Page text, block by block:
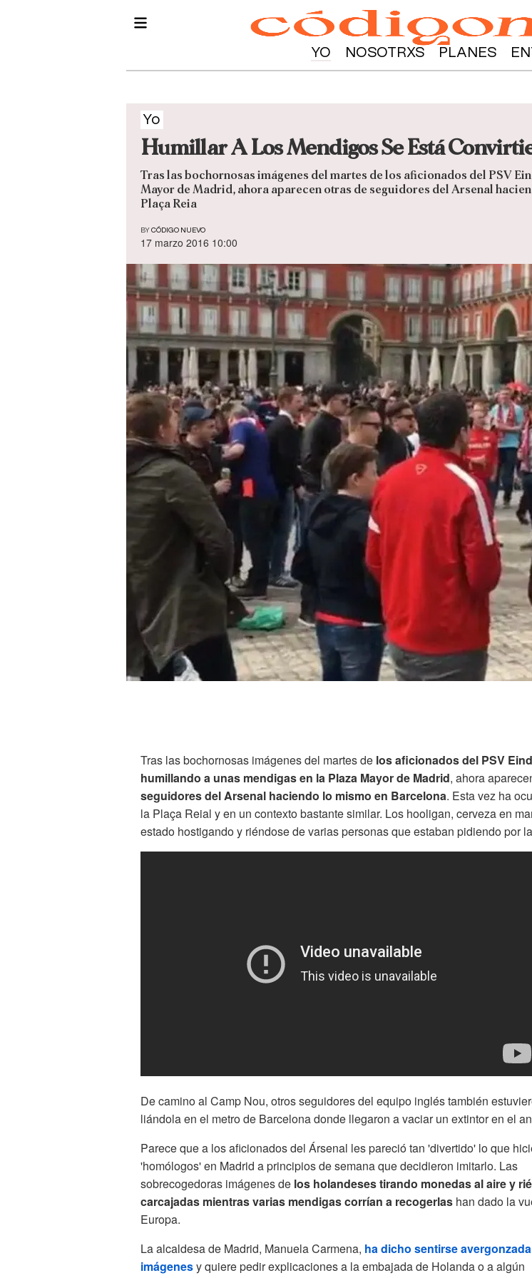
YO NOSOTRXS PLANES
Yo
Humillar A Los Mendigos Se Está
Tras las bochornosas imágenes del martes de los aficionados del PSV
Mayor de Madrid, ahora aparecen otras de seguidores del Arsenal
Plaça Reia
BY CÓDIGO NUEVO
17 marzo 2016 10:00
Tras las bochornosas imágenes del martes de los aficionados del PSV
humillando a unas mendigas en la Plaza Mayor de Madrid, ahora
seguidores del Arsenal haciendo lo mismo en Barcelona. Esta vez ha
la Plaça Reial y en un contexto bastante similar. Los hooligan, cerveza en
estado hostigando y riéndose de varias personas que estaban pidiendo por
De camino al Camp Nou, otros seguidores del equipo inglés también
liándola en el metro de Barcelona donde llegaron a vaciar un extintor en el
Parece que a los aficionados del Ársenal les pareció tan 'divertido' lo que
'homólogos' en Madrid a principios de semana que decidieron imitarlo. Las
sobrecogedoras imágenes de los holandeses tirando monedas al aire y
carcajadas mientras varias mendigas corrían a recogerlas han dado la
Europa.
La alcaldesa de Madrid, Manuela Carmena, ha dicho sentirse
imágenesy quiere pedir explicaciones a la embajada de Holanda o a algún